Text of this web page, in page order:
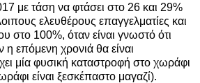
με τάση να φτάσει στο 26 και 29%
ελευθέρους επαγγελματίες και
στο 100%, όταν είναι γνωστό ότι
η επόμενη χρονιά θα είναι
μία φυσική καταστροφή στο χωράφι
είναι ξεσκέπαστο μαγαζί).